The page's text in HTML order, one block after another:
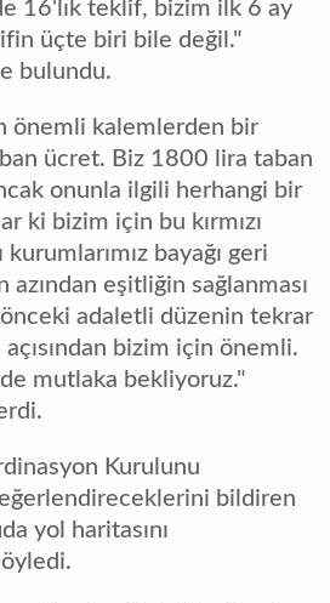
16'lık teklif, bizim ilk 6 ay
üçte biri bile değil."
bulundu.
önemli kalemlerden bir
ücret. Biz 1800 lira taban
onunla ilgili herhangi bir
ki bizim için bu kırmızı
bayağı geri
azından eşitliğin sağlanması
önceki adaletli düzenin tekrar
bizim için önemli.
mutlaka bekliyoruz."
Kurulunu
bildiren
yol haritasını